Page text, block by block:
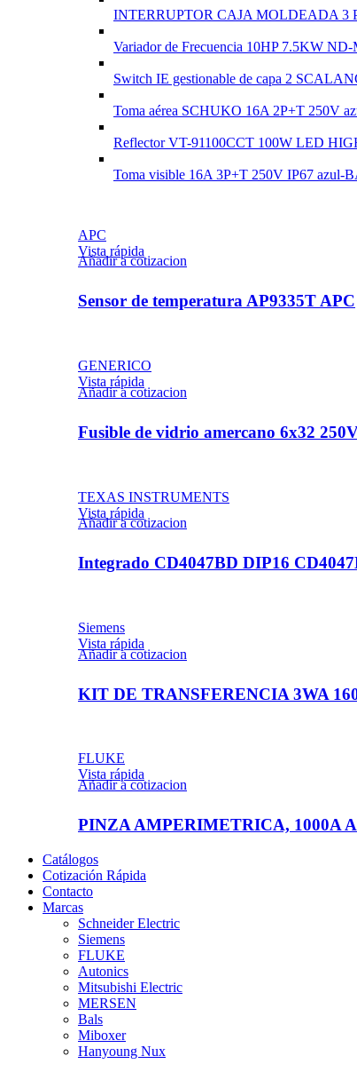
INTERRUPTOR CAJA MOLDEADA 3
Variador de Frecuencia 10HP 7.5KW
Switch IE gestionable de capa 2
Toma aérea SCHUKO 16A 2P+T 250V
Reflector VT-91100CCT 100W LED
Toma visible 16A 3P+T 250V IP67 azul-
APC
Vista rápida
Añadir a cotizacion
Sensor de temperatura AP9335T APC
GENERICO
Vista rápida
Añadir a cotizacion
Fusible de vidrio amercano 6x32
TEXAS INSTRUMENTS
Vista rápida
Añadir a cotizacion
Integrado CD4047BD DIP16
Siemens
Vista rápida
Añadir a cotizacion
KIT DE TRANSFERENCIA 3WA
FLUKE
Vista rápida
Añadir a cotizacion
PINZA AMPERIMETRICA, 1000A
Catálogos
Cotización Rápida
Contacto
Marcas
Schneider Electric
Siemens
FLUKE
Autonics
Mitsubishi Electric
MERSEN
Bals
Miboxer
Hanyoung Nux